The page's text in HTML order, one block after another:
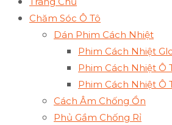
Chăm Sóc Ô Tô
Dán Phim Cách Nhiệt
Phim Cách Nhiệt
Phim Cách Nhiệt Ô
Phim Cách Nhiệt Ô
Cách Âm Chống Ồn
Phủ Gầm Chống Rỉ